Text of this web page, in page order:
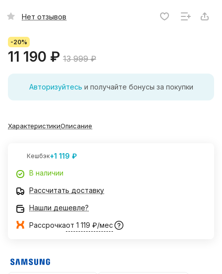
Нет отзывов
-20%
11 190 ₽ 13 999 ₽
Авторизуйтесь и получайте бонусы за покупки
ХарактеристикиОписание
Кешбэк+1 119 ₽
В наличии
Рассчитать доставку
Нашли дешевле?
Рассрочкаот 1 119 ₽/мес